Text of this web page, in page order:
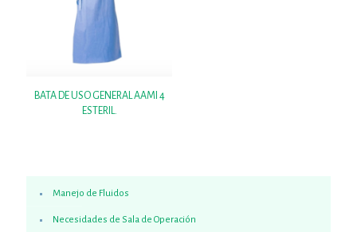
BATA DE USO GENERAL AAMI 4
ESTERIL.
Manejo de Fluidos
Necesidades de Sala de Operación